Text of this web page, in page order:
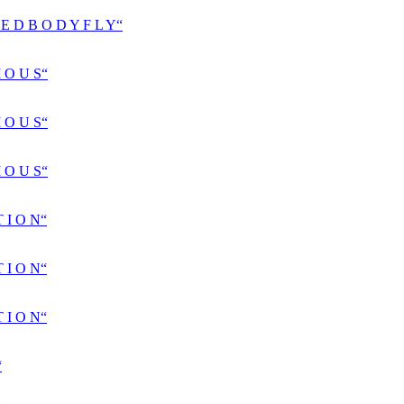
D B O D Y F L Y“
U S“
U S“
U S“
I O N“
I O N“
I O N“